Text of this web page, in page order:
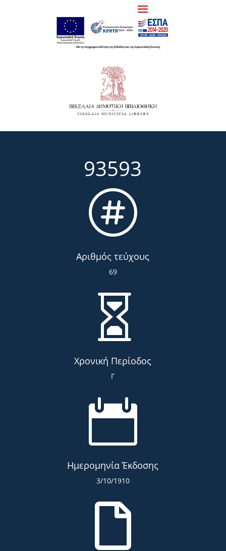
93593

Αριθμός τεύχους
69

Χρονική Περίοδος
Γ

Ημερομηνία Έκδοσης
3/10/1910
